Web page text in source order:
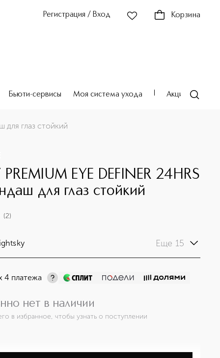
Регистрация / Вход Корзина
Бьюти-сервисы Моя система ухода Акции
для глаз стойкий
PREMIUM EYE DEFINER 24HRS
для глаз стойкий
(2)
Еще 15
4 платежа
нет в наличии
в избранное, чтобы узнать о поступлении